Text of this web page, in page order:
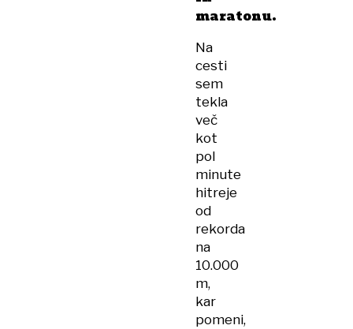
maratonu.
Na
cesti
sem
tekla
več
kot
pol
minute
hitreje
od
rekorda
na
10.000
m,
kar
pomeni,